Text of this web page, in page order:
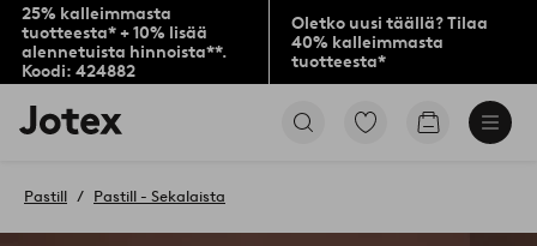
25% kalleimmasta
tuotteesta* + 10% lisää
alennetuista hinnoista**.
Koodi: 424882
Oletko uusi täällä? Tilaa
40% kalleimmasta
tuotteesta*
Jotex-
logo
aloitussivulle
Siirry
Siirry
Pastill Pastill - Sekalaista